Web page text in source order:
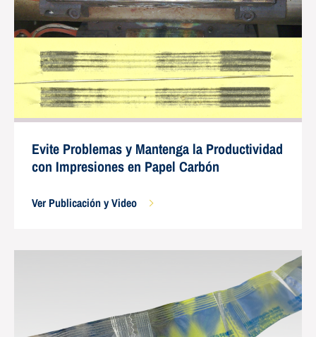
Evite Problemas y Mantenga la Productividad
con Impresiones en Papel Carbón
Ver Publicación y Video